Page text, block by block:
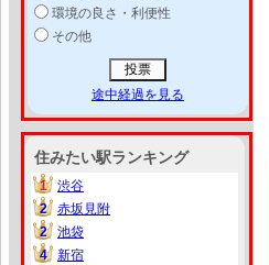
環境の良さ・利便性
その他
途中経過を見る
住みたい駅ランキング
1
1
渋谷
2
2
赤坂見附
2
2
池袋
4
4
新宿